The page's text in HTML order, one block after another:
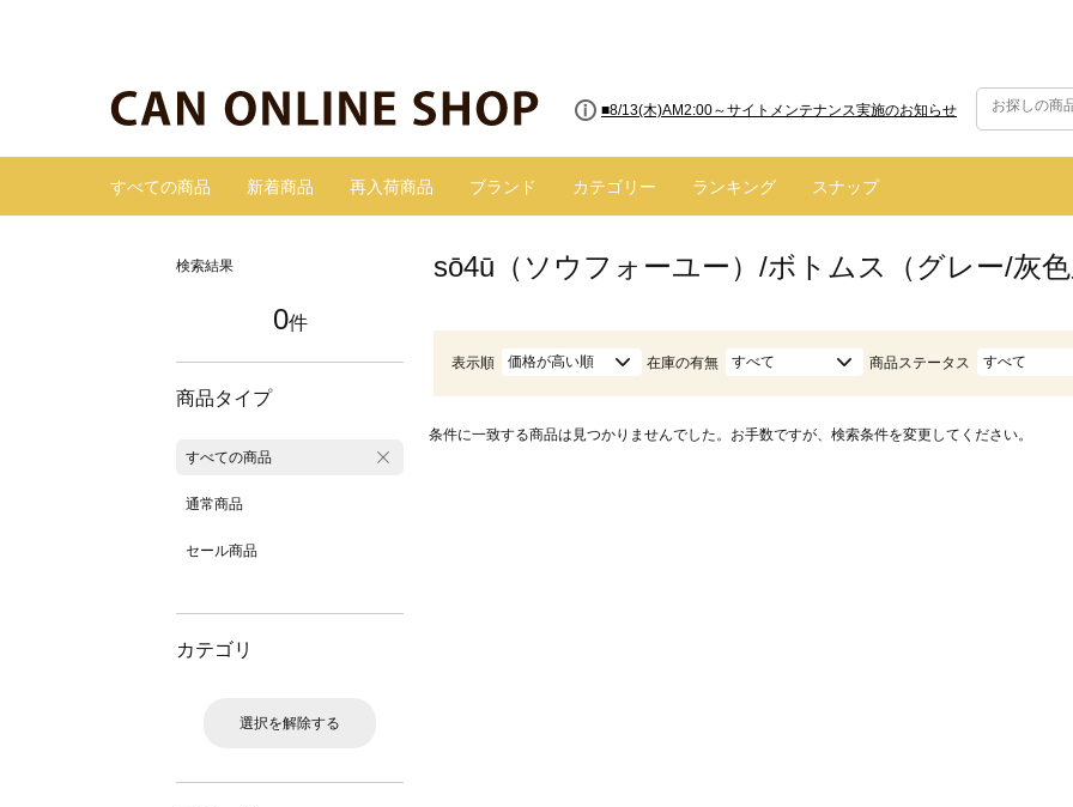
■8/13(木)AM2:00～サイトメンテナンス実施のお知らせ
■【お知らせ】ヤマト運輸の配送遅延・停止について
すべての商品 新着商品 再入荷商品 ブランド カテゴリー ランキング スナップ
検索結果
0件
商品タイプ
すべての商品
通常商品
セール商品
カテゴリ
選択を解除する
sō4ū（ソウフォーユー）/ボトムス（グレー/灰
表示順 価格が高い順 在庫の有無 すべて 商品ステータス すべて
条件に一致する商品は見つかりませんでした。お手数ですが、検索条件を変更してください。